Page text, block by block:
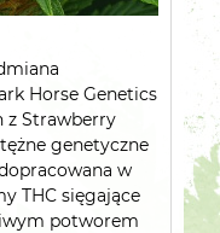
Horse Genetics
z Strawberry
genetyczne
w
THC sięgające
potworem